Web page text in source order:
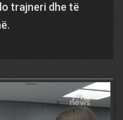
trajneri dhe të